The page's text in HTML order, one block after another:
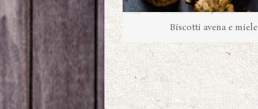
Biscotti avena e miele